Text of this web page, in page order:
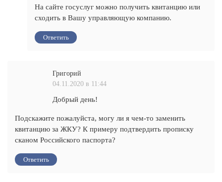
На сайте госуслуг можно получить квитанцию или
сходить в Вашу управляющую компанию.
Ответить
Григорий
04.11.2020 в 11:44
Добрый день!
Подскажите пожалуйста, могу ли я чем-то заменить
квитанцию за ЖКУ? К примеру подтвердить прописку
сканом Российского паспорта?
Ответить